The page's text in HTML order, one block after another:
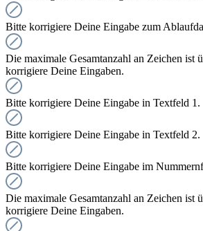
Bitte korrigiere Deine Eingabe zum
Die maximale Gesamtanzahl an Zeichen ist
korrigiere Deine Eingaben.
Bitte korrigiere Deine Eingabe in Textfeld 1.
Bitte korrigiere Deine Eingabe in Textfeld 2.
Bitte korrigiere Deine Eingabe im
Die maximale Gesamtanzahl an Zeichen ist
korrigiere Deine Eingaben.